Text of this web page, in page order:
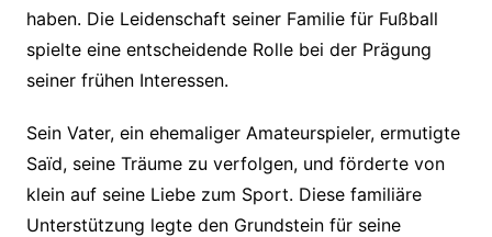
haben. Die Leidenschaft seiner Familie für Fußball
spielte eine entscheidende Rolle bei der Prägung
seiner frühen Interessen.
Sein Vater, ein ehemaliger Amateurspieler, ermutigte
Saïd, seine Träume zu verfolgen, und förderte von
klein auf seine Liebe zum Sport. Diese familiäre
Unterstützung legte den Grundstein für seine